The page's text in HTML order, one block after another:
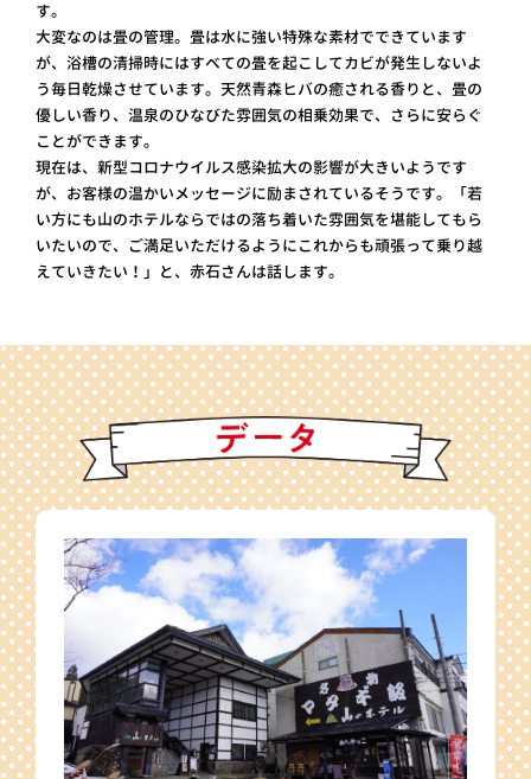
す。
大変なのは畳の管理。畳は水に強い特殊な素材でできています
が、浴槽の清掃時にはすべての畳を起こしてカビが発生しないよ
う毎日乾燥させています。天然青森ヒバの癒される香りと、畳の
優しい香り、温泉のひなびた雰囲気の相乗効果で、さらに安らぐ
ことができます。
現在は、新型コロナウイルス感染拡大の影響が大きいようです
が、お客様の温かいメッセージに励まされているそうです。「若
い方にも山のホテルならではの落ち着いた雰囲気を堪能してもら
いたいので、ご満足いただけるようにこれからも頑張って乗り越
えていきたい！」と、赤石さんは話します。